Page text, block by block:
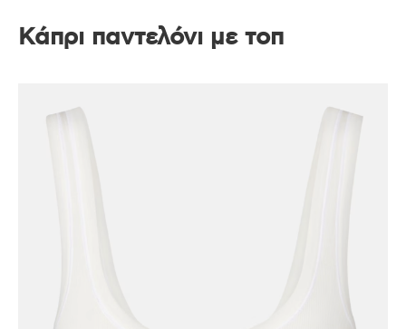
Κάπρι παντελόνι με τοπ